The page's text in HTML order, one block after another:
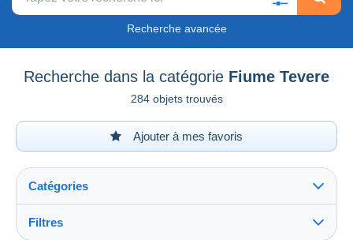
Recherche avancée
Recherche dans la catégorie Fiume Tevere
284 objets trouvés
Ajouter à mes favoris
Catégories
Filtres